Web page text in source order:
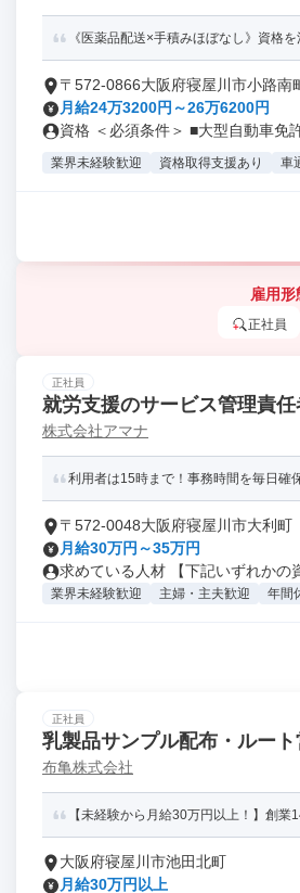
《医薬品配送×手積みほぼなし》資格
〒572-0866大阪府寝屋川市小路南
月給24万3200円～26万6200円
資格 ＜必須条件＞ ■大型自動車免
業界未経験歓迎 資格取得支援あり 車
雇用形
正社員
正社員
就労支援のサービス管理責
株式会社アマナ
利用者は15時まで！事務時間を毎日確
〒572-0048大阪府寝屋川市大利町
月給30万円～35万円
求めている人材 【下記いずれかの
業界未経験歓迎 主婦・主夫歓迎 年間
正社員
乳製品サンプル配布・ルート
布亀株式会社
【未経験から月給30万円以上！】創
大阪府寝屋川市池田北町
月給30万円以上